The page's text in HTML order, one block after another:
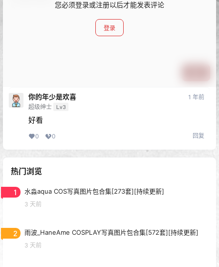
您必须登录或注册以后才能发表评论
登录
你的年少是欢喜
超级绅士 Lv3
1 年前
好看
0 0 回复
热门浏览
1 水淼aqua COS写真图片包合集[273套][持续更新]
3 天前
2 雨波_HaneAme COSPLAY写真图片包合集[572套][持续更新]
3 天前